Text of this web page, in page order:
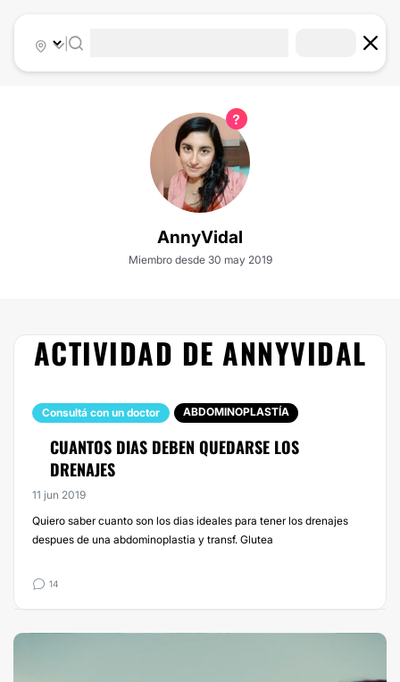
|
AnnyVidal
Miembro desde 30 may 2019
ACTIVIDAD DE ANNYVIDAL
Consultá con un doctor ABDOMINOPLASTÍA
CUANTOS DIAS DEBEN QUEDARSE LOS
DRENAJES
11 jun 2019
Quiero saber cuanto son los dias ideales para tener los drenajes
despues de una abdominoplastia y transf. Glutea
14